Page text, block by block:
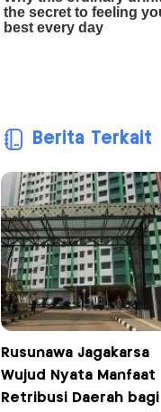
Berita Terkait
Rusunawa Jagakarsa
Wujud Nyata Manfaat
Retribusi Daerah bagi